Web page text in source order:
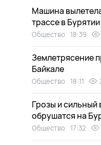
Машина
трассе в Бурятии
Общество 18:39
Землетрясение
Байкале
Общество 18:11
Грозы и сильный
обрушатся на
Общество 17:32